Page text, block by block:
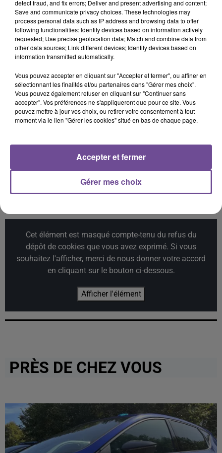
One Track Mind
Lost Frequencies
Reality
14h36
14h36
TAYLOR SWIFT
Elizabeth Taylor
14h32
14h32 14h28
14h28 14h25
14h25
Cet élément est masqué compte-tenu du refus du
dépôt de cookies que vous avez exprimé. Si vous
souhaitez l'afficher, merci de nous donner votre accord
en cliquant sur le bouton ci-dessous.
Afficher l'élément
PRÈS DE CHEZ VOUS
detect fraud, and fix errors; Deliver and present advertising and content;
Save and communicate privacy choices. These technologies may
process personal data such as IP address and browsing data to offer
following functionalities: Identify devices based on information actively
requested; Use precise geolocation data; Match and combine data from
other data sources; Link different devices; Identify devices based on
information transmitted automatically.
Vous pouvez accepter en cliquant sur "Accepter et fermer", ou affiner en
sélectionnant les finalités et/ou partenaires dans "Gérer mes choix".
Vous pouvez également refuser en cliquant sur "Continuer sans
accepter". Vos préférences ne s'appliqueront que pour ce site. Vous
pouvez mettre à jour vos choix, ou retirer votre consentement à tout
moment via le lien "Gérer les cookies" situé en bas de chaque page.
Gérer mes choix
Accepter et fermer